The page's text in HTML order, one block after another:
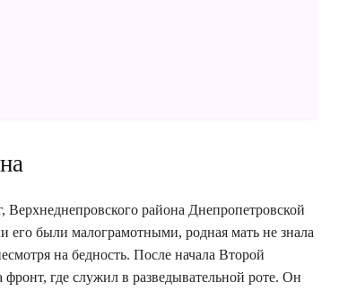
района Днепропетровской
его были малограмотными, родная мать не знала
на бедность. После начала Второй
где служил в разведывательной роте. Он